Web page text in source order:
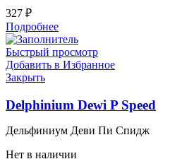
327 ₽
Подробнее
Быстрый просмотр
Добавить в Избранное
Закрыть
Delphinium Dewi P Speed
Дельфиниум Деви Пи Спидж
Нет в наличии